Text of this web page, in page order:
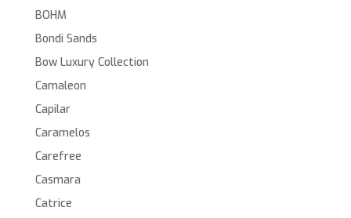
BOHM
Bondi Sands
Bow Luxury Collection
Camaleon
Capilar
Caramelos
Carefree
Casmara
Catrice